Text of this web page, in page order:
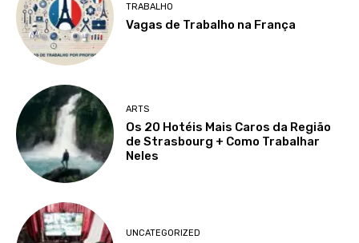
TRABALHO
Vagas de Trabalho na França
ARTS
Os 20 Hotéis Mais Caros da Região
de Strasbourg + Como Trabalhar
Neles
UNCATEGORIZED